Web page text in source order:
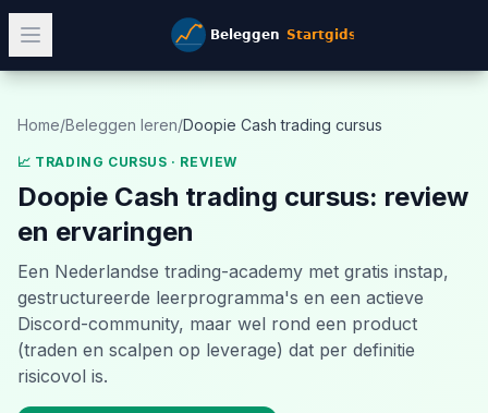
Home/Beleggen leren/Doopie Cash trading cursus
📈 TRADING CURSUS · REVIEW
Doopie Cash trading cursus: review
en ervaringen
Een Nederlandse trading-academy met gratis instap,
gestructureerde leerprogramma's en een actieve
Discord-community, maar wel rond een product
(traden en scalpen op leverage) dat per definitie
risicovol is.